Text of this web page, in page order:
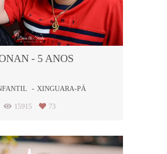
- 5 ANOS
XINGUARA-PÁ
15915 73